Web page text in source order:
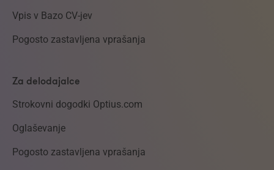
Vpis v Bazo CV-jev
Pogosto zastavljena vprašanja
Za delodajalce
Strokovni dogodki Optius.com
Oglaševanje
Pogosto zastavljena vprašanja